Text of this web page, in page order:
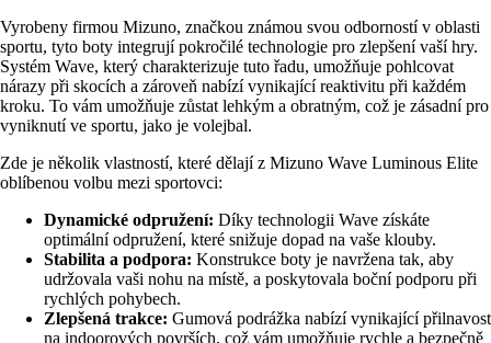
Vyrobeny firmou Mizuno, značkou známou svou odborností v oblasti
sportu, tyto boty integrují pokročilé technologie pro zlepšení vaší hry.
Systém Wave, který charakterizuje tuto řadu, umožňuje pohlcovat
nárazy při skocích a zároveň nabízí vynikající reaktivitu při každém
kroku. To vám umožňuje zůstat lehkým a obratným, což je zásadní pro
vyniknutí ve sportu, jako je volejbal.
Zde je několik vlastností, které dělají z Mizuno Wave Luminous Elite
oblíbenou volbu mezi sportovci:
Dynamické odpružení: Díky technologii Wave získáte
optimální odpružení, které snižuje dopad na vaše klouby.
Stabilita a podpora: Konstrukce boty je navržena tak, aby
udržovala vaši nohu na místě, a poskytovala boční podporu při
rychlých pohybech.
Zlepšená trakce: Gumová podrážka nabízí vynikající přilnavost
na indoorových površích, což vám umožňuje rychle a bezpečně